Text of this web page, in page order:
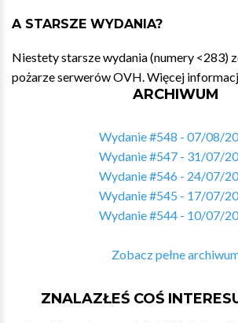
A STARSZE WYDANIA?
Niestety starsze wydania (numery <283)
pożarze serwerów OVH. Więcej
ARCHIWUM
Wydanie #548 - 07/08/
Wydanie #547 - 31/07/
Wydanie #546 - 24/07/
Wydanie #545 - 17/07/
Wydanie #544 - 10/07/
Zobacz pełne
ZNALAZŁEŚ COŚ